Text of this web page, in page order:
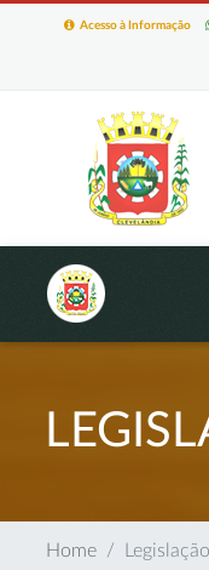
Acesso à Informação
Home Legislação